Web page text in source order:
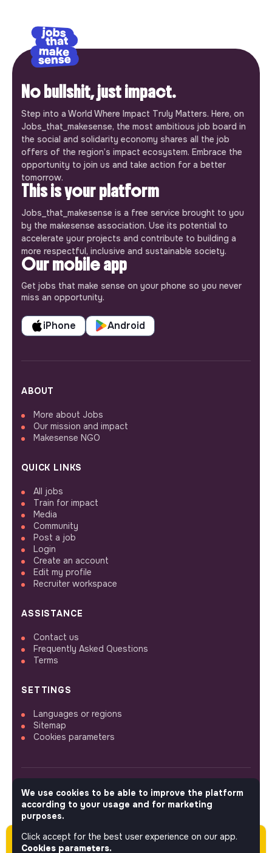
Please note this job was posted over 60 days
No bullshit, just impact.
Step into a World Where Impact Truly Matters. Here, on
Jobs_that_makesense, the most ambitious job board in
the social and solidarity economy shares all the job
offers of the region’s impact ecosystem. Embrace the
opportunity to join us and take action for a better
tomorrow.
This is your platform
Jobs_that_makesense is a free service brought to you
by the makesense association. Use its potential to
accelerate your projects and contribute to building a
more respectful, inclusive and sustainable society.
Our mobile app
Get jobs that make sense on your phone so you never
miss an opportunity.
iPhone Android
ABOUT
More about Jobs
Our mission and impact
Makesense NGO
QUICK LINKS
All jobs
Train for impact
Media
Community
Post a job
Login
Create an account
Edit my profile
Recruiter workspace
ASSISTANCE
Contact us
Frequently Asked Questions
Terms
SETTINGS
Languages or regions
Sitemap
Cookies parameters
FOLLOW US
© 2026 jobs that makesense.
We use cookies to be able to improve the platform
according to your usage and for marketing
purposes.
Click accept for the best user experience on our app.
Cookies parameters.